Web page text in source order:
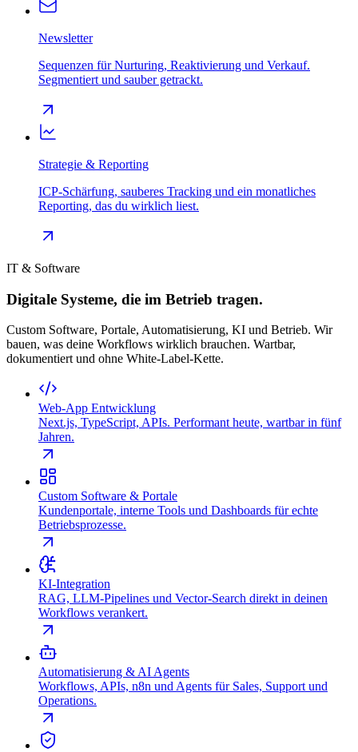
Newsletter
Sequenzen für Nurturing, Reaktivierung und Verkauf.
Segmentiert und sauber getrackt.
Strategie & Reporting
ICP-Schärfung, sauberes Tracking und ein monatliches
Reporting, das du wirklich liest.
IT & Software
Digitale Systeme, die im Betrieb tragen.
Custom Software, Portale, Automatisierung, KI und Betrieb. Wir
bauen, was deine Workflows wirklich brauchen. Wartbar,
dokumentiert und ohne White-Label-Kette.
Web-App Entwicklung
Next.js, TypeScript, APIs. Performant heute, wartbar in fünf
Jahren.
Custom Software & Portale
Kundenportale, interne Tools und Dashboards für echte
Betriebsprozesse.
KI-Integration
RAG, LLM-Pipelines und Vector-Search direkt in deinen
Workflows verankert.
Automatisierung & AI Agents
Workflows, APIs, n8n und Agents für Sales, Support und
Operations.